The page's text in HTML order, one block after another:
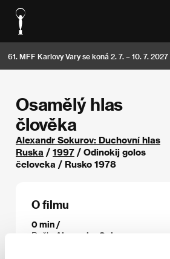
61. MFF Karlovy Vary se koná 2. 7. – 10. 7. 2027
Osamělý hlas
člověka
Alexandr Sokurov: Duchovní hlas
Ruska / 1997 / Odinokij golos
čeloveka / Rusko 1978
O filmu
0 min /
Režie
Alexander Sokurov